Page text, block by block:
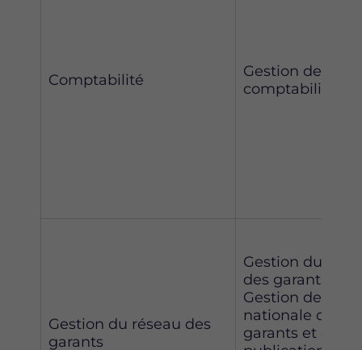
Comptabilité
Gestion de la
comptabilité
Gestion du réseau des
garants
Gestion du
des garants
Gestion de la
nationale des
garants et de sa